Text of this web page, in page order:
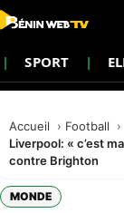
SPORT
Accueil
Football
Liverpool: « c’est
contre Brighton
MONDE